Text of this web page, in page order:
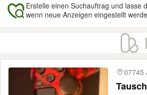
Erstelle einen Suchauftrag und lasse
wenn neue Anzeigen eingestellt
Ergebnisse
07745